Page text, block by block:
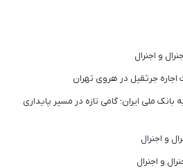
و اجنرال
جرثقیل در هروی تهران
بانک ملی ایران؛ گامی تازه در مسیر پایداری
و اجنرال
و اجنرال